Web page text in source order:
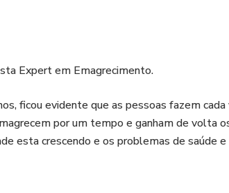
Expert em Emagrecimento.
ficou evidente que as pessoas fazem
por um tempo e ganham de volta
esta crescendo e os problemas de saúde